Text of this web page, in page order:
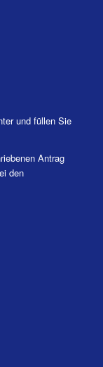
und füllen Sie
Antrag
den